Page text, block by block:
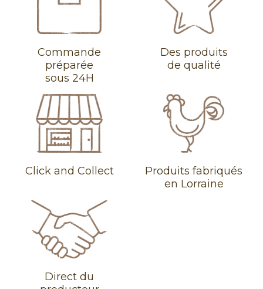
Commande
préparée
sous 24H
Des produits
de qualité
Click and Collect
Produits fabriqués
en Lorraine
Direct du